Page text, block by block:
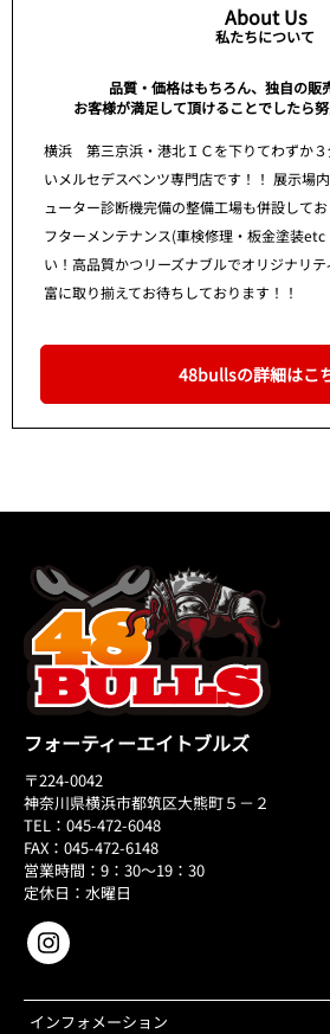
About Us
私たちについて
品質・価格はもちろん、独自の販
お客様が満足して頂けることでしたら
横浜 第三京浜・港北ＩＣを下りてわずか３
いメルセデスベンツ専門店です！！ 展示場
ューター診断機完備の整備工場も併設して
フターメンテナンス(車検修理・板金塗装
い！高品質かつリーズナブルでオリジナリ
富に取り揃えてお待ちしております！！
48bullsの詳細はこ
フォーティーエイトブルズ
〒224-0042
神奈川県横浜市都筑区大熊町５－２
TEL：045-472-6048
FAX：045-472-6148
営業時間：9：30～19：30
定休日：水曜日
インフォメーション